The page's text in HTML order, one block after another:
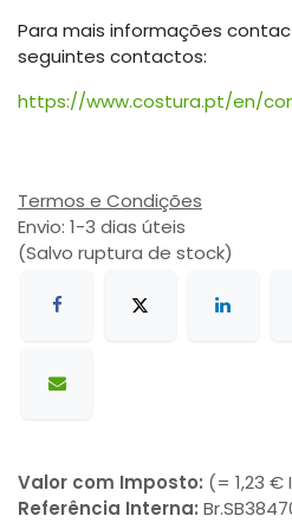
Para mais informações
seguintes contactos:
https://www.costura.pt/en/
Termos e Condições
Envio: 1-3 dias úteis
(Salvo ruptura de stock)
Valor com Imposto: (= 1,23 €
Referência Interna: